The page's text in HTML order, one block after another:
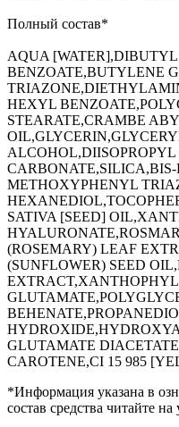
Полный состав*
AQUA
BENZOATE,BUTYLENE
HEXYL
STEARATE,CRAMBE
METHOXYPHENYL
SATIVA [SEED]
(ROSEMARY) LEAF
(SUNFLOWER) SEED
GLUTAMATE
CAROTENE,CI 15 985
*Информация указана в
состав средства читайте на